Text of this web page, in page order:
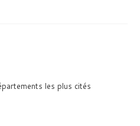
les plus cités